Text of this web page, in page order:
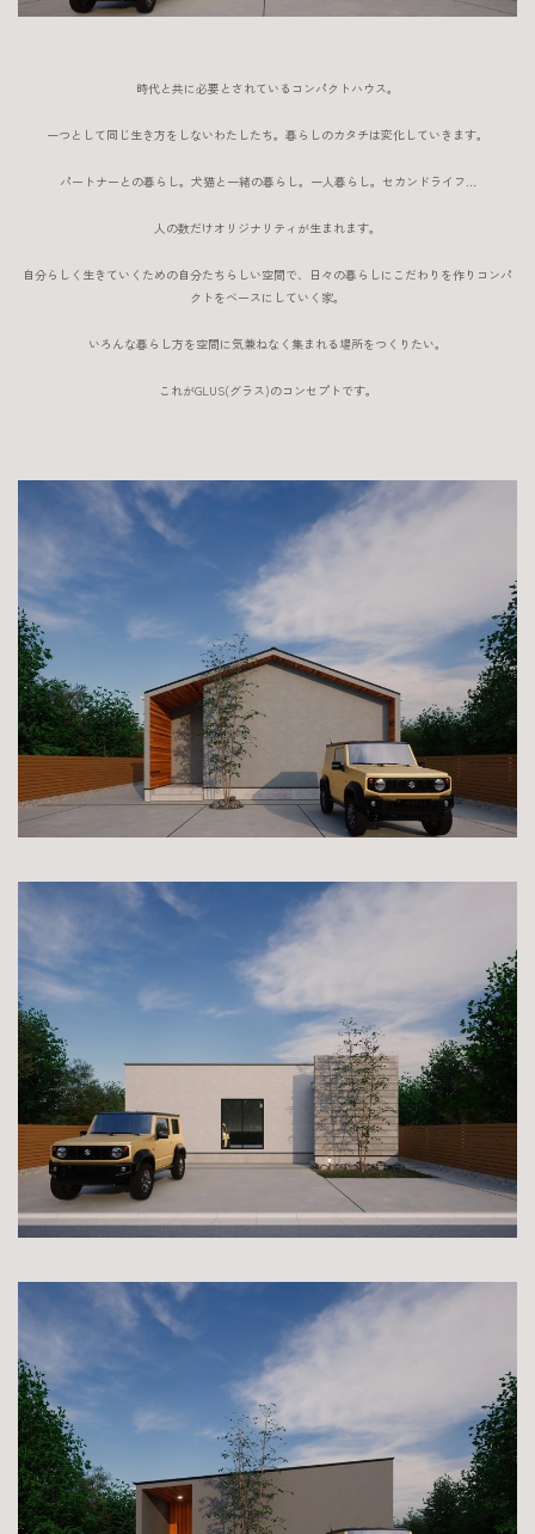
時代と共に必要とされているコンパクトハウス。
一つとして同じ生き方をしないわたしたち。暮らしのカタチは変化していきます。
パートナーとの暮らし。犬猫と一緒の暮らし。一人暮らし。セカンドライフ…
人の数だけオリジナリティが生まれます。
自分らしく生きていくための自分たちらしい空間で、日々の暮らしにこだわりを作りコンパ
クトをベースにしていく家。
いろんな暮らし方を空間に気兼ねなく集まれる場所をつくりたい。
これがGLUS(グラス)のコンセプトです。